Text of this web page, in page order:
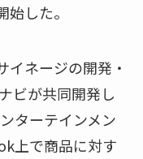
した。
イネージの開発・
ビが共同開発し
ターテインメン
上で商品に対す